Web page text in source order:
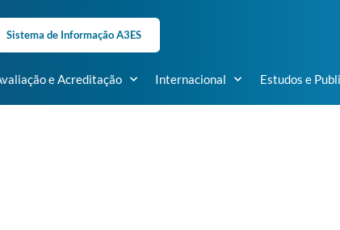
Sistema de Informação A3ES
e Acreditação Internacional Estudos e